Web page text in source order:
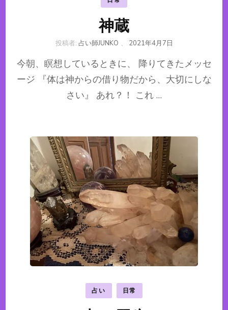
神蔵
投稿者: 占い師JUNKO 、 2021年4月7日
今朝、瞑想しているときに、 降りてきたメッセ
ージ 『体は神からの借り物だから、大切にしな
さい』 あれ？！ これ …
占い 日常